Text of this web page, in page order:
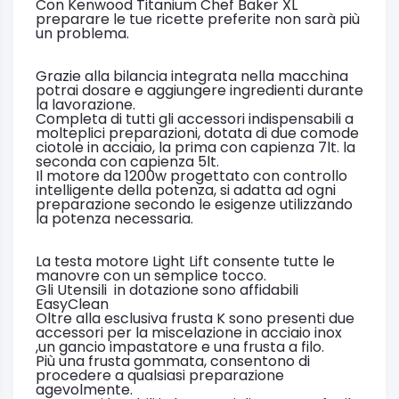
Con Kenwood Titanium Chef Baker XL
preparare le tue ricette preferite non sarà più
un problema.
Grazie alla bilancia integrata nella macchina
potrai dosare e aggiungere ingredienti durante
la lavorazione.
Completa di tutti gli accessori indispensabili a
molteplici preparazioni, dotata di due comode
ciotole in acciaio, la prima con capienza 7lt. la
seconda con capienza 5lt.
Il motore da 1200w progettato con controllo
intelligente della potenza, si adatta ad ogni
preparazione secondo le esigenze utilizzando
la potenza necessaria.
La testa motore Light Lift consente tutte le
manovre con un semplice tocco.
Gli Utensili in dotazione sono affidabili
EasyClean
Oltre alla esclusiva frusta K sono presenti due
accessori per la miscelazione in acciaio inox
,un gancio impastatore e una frusta a filo.
Più una frusta gommata, consentono di
procedere a qualsiasi preparazione
agevolmente.